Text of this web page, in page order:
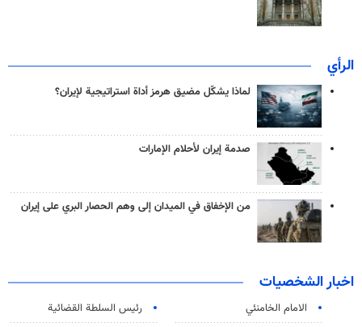
الرأي
لماذا يشكّل مضيق هرمز أداة استراتيجية لإيران؟
صدمة إيران لأحلام الإمارات
من الإخفاق في الميدان إلى وهم الحصار البري على إيران
اخبار الشخصيات
الامام الخامنئي
رئیس السلطة القضائیة